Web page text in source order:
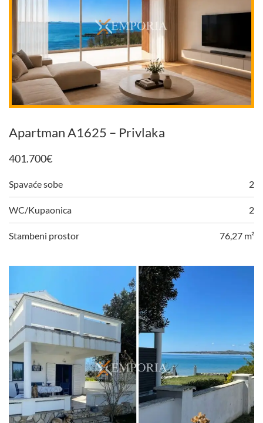
Apartman A1625 – Privlaka
401.700€
Spavaće sobe 2
WC/Kupaonica 2
Stambeni prostor 76,27 m²